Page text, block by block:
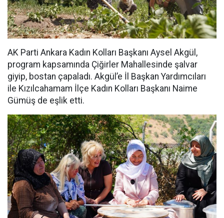
AK Parti Ankara Kadın Kolları Başkanı Aysel Akgül,
program kapsamında Çiğirler Mahallesinde şalvar
giyip, bostan çapaladı. Akgül’e İl Başkan Yardımcıları
ile Kızılcahamam İlçe Kadın Kolları Başkanı Naime
Gümüş de eşlik etti.